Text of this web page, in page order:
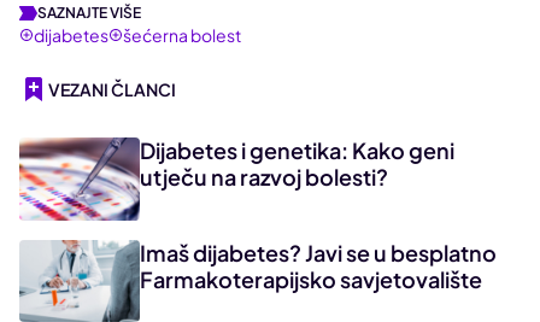
SAZNAJTE VIŠE
dijabetes šećerna bolest
VEZANI ČLANCI
Dijabetes i genetika: Kako geni
utječu na razvoj bolesti?
Imaš dijabetes? Javi se u besplatno
Farmakoterapijsko savjetovalište